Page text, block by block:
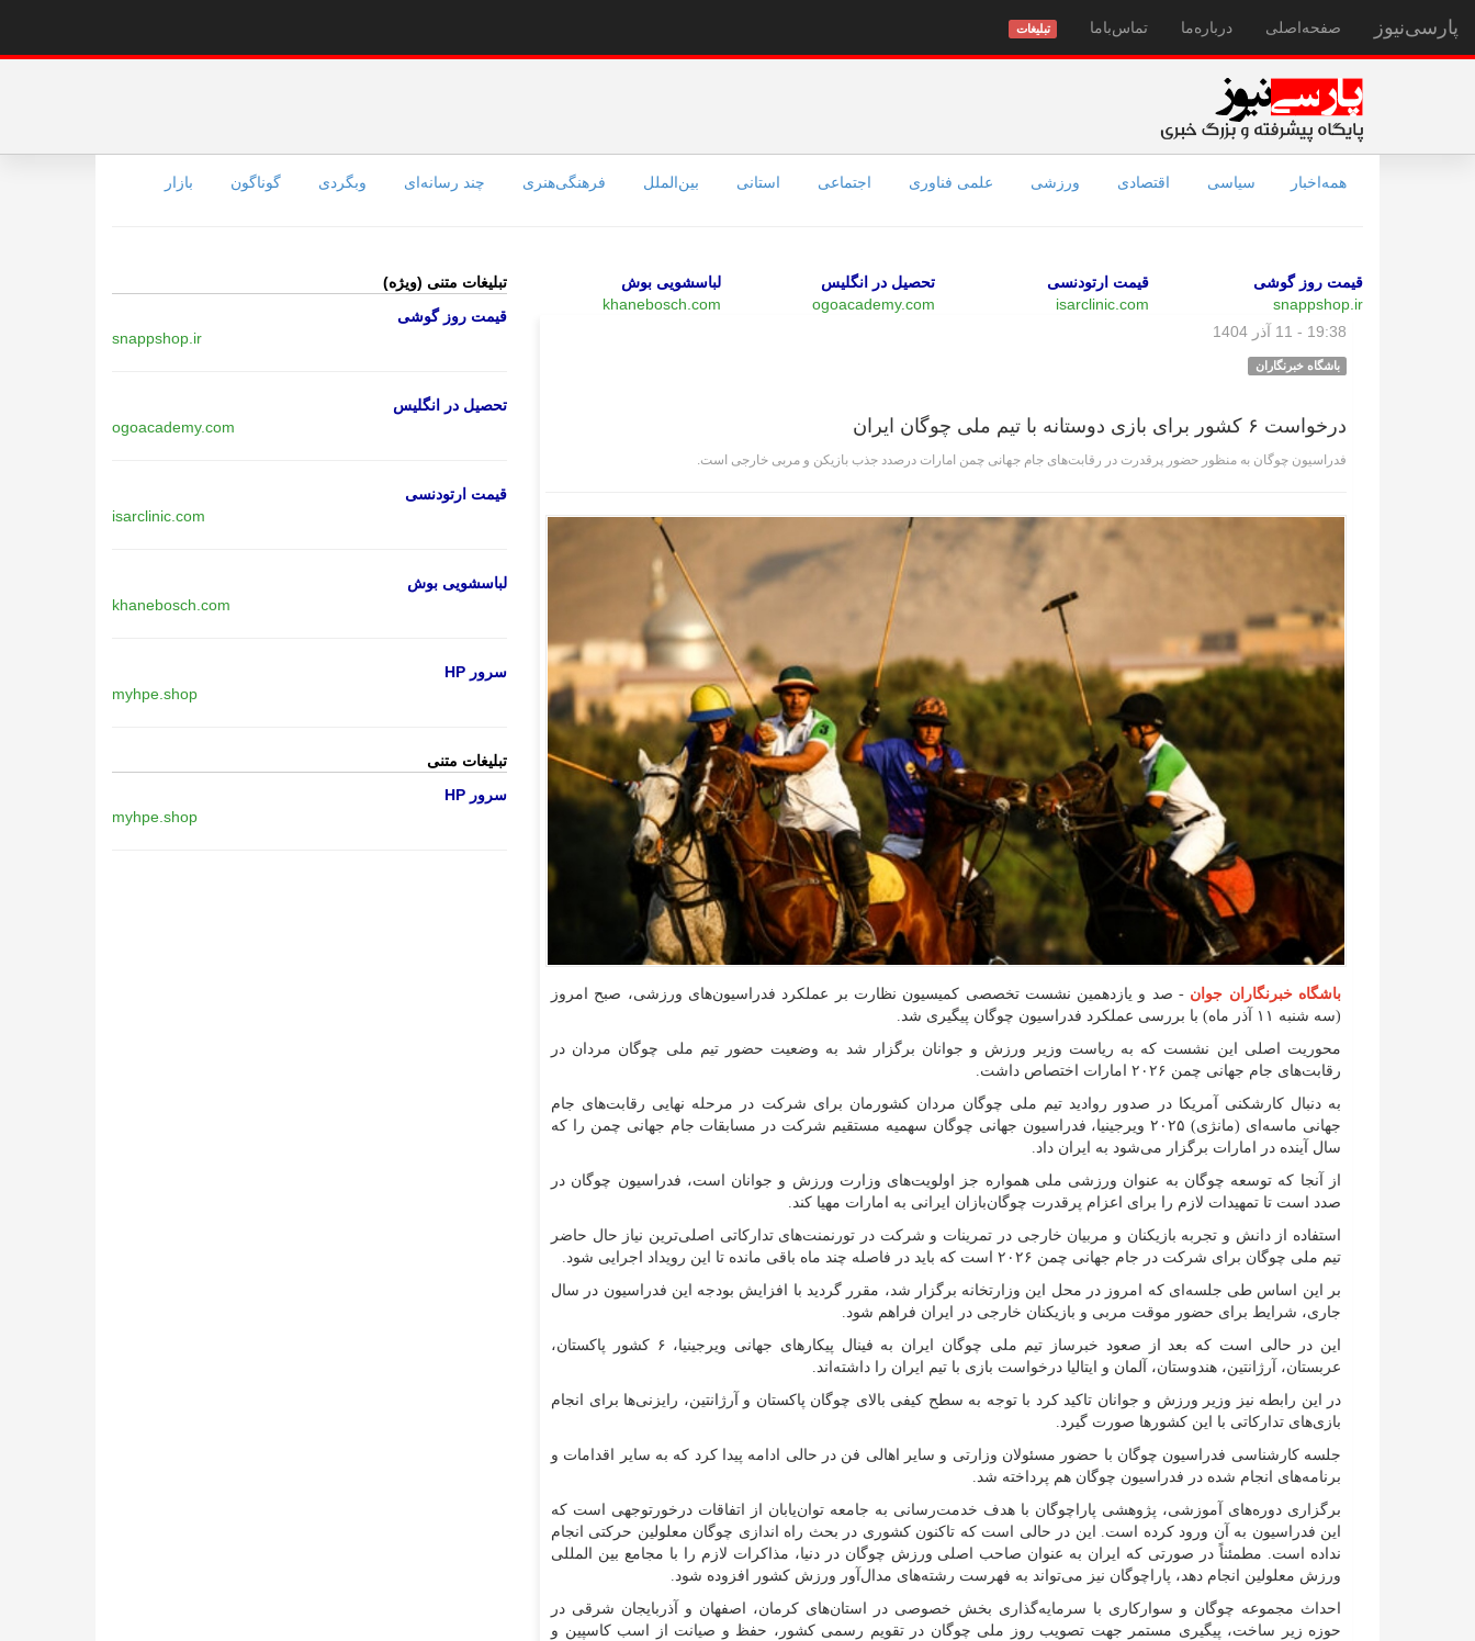
پارسی‌نیوز صفحه‌اصلی درباره‌ما تماس‌با‌ما تبلیغات
همه‌اخبار سیاسی اقتصادی ورزشی علمی فناوری اجتماعی استانی بین‌الملل فرهنگی‌هنری چند رسانه‌ای وبگردی گوناگون بازار
قیمت روز گوشی
snappshop.ir
قیمت ارتودنسی
isarclinic.com
تحصیل در انگلیس
ogoacademy.com
لباسشویی بوش
khanebosch.com
19:38 - 11 آذر 1404
باشگاه خبرنگاران
درخواست ۶ کشور برای بازی دوستانه با تیم ملی چوگان ایران
فدراسیون چوگان به منظور حضور پرقدرت در رقابت‌های جام جهانی چمن امارات درصدد جذب بازیکن و مربی خارجی است.
باشگاه خبرنگاران جوان - صد و یازدهمین نشست تخصصی کمیسیون نظارت بر عملکرد فدراسیون‌های ورزشی، صبح امروز
(سه شنبه ۱۱ آذر ماه) با بررسی عملکرد فدراسیون چوگان پیگیری شد.
محوریت اصلی این نشست که به ریاست وزیر ورزش و جوانان برگزار شد به وضعیت حضور تیم ملی چوگان مردان در
رقابت‌های جام جهانی چمن ۲۰۲۶ امارات اختصاص داشت.
به دنبال کارشکنی آمریکا در صدور روادید تیم ملی چوگان مردان کشورمان برای شرکت در مرحله نهایی رقابت‌های جام
جهانی ماسه‌ای (مانژی) ۲۰۲۵ ویرجینیا، فدراسیون جهانی چوگان سهمیه مستقیم شرکت در مسابقات جام جهانی چمن را که
سال آینده در امارات برگزار می‌شود به ایران داد.
از آنجا که توسعه چوگان به عنوان ورزشی ملی همواره جز اولویت‌های وزارت ورزش و جوانان است، فدراسیون چوگان در
صدد است تا تمهیدات لازم را برای اعزام پرقدرت چوگان‌بازان ایرانی به امارات مهیا کند.
استفاده از دانش و تجربه بازیکنان و مربیان خارجی در تمرینات و شرکت در تورنمنت‌های تدارکاتی اصلی‌ترین نیاز حال حاضر
تیم ملی چوگان برای شرکت در جام جهانی چمن ۲۰۲۶ است که باید در فاصله چند ماه باقی مانده تا این رویداد اجرایی شود.
بر این اساس طی جلسه‌ای که امروز در محل این وزارتخانه برگزار شد، مقرر گردید با افزایش بودجه این فدراسیون در سال
جاری، شرایط برای حضور موقت مربی و بازیکنان خارجی در ایران فراهم شود.
این در حالی است که بعد از صعود خبرساز تیم ملی چوگان ایران به فینال پیکار‌های جهانی ویرجینیا، ۶ کشور پاکستان،
عربستان، آرژانتین، هندوستان، آلمان و ایتالیا درخواست بازی با تیم ایران را داشته‌اند.
در این رابطه نیز وزیر ورزش و جوانان تاکید کرد با توجه به سطح کیفی بالای چوگان پاکستان و آرژانتین، رایزنی‌ها برای انجام
بازی‌های تدارکاتی با این کشور‌ها صورت گیرد.
جلسه کارشناسی فدراسیون چوگان با حضور مسئولان وزارتی و سایر اهالی فن در حالی ادامه پیدا کرد که به سایر اقدامات و
برنامه‌های انجام شده در فدراسیون چوگان هم پرداخته شد.
برگزاری دوره‌های آموزشی، پژوهشی پاراچوگان با هدف خدمت‌رسانی به جامعه توان‌یابان از اتفاقات درخورتوجهی است که
این فدراسیون به آن ورود کرده است. این در حالی است که تاکنون کشوری در بحث راه اندازی چوگان معلولین حرکتی انجام
نداده است. مطمئناً در صورتی که ایران به عنوان صاحب اصلی ورزش چوگان در دنیا، مذاکرات لازم را با مجامع بین المللی
ورزش معلولین انجام دهد، پاراچوگان نیز می‌تواند به فهرست رشته‌های مدال‌آور ورزش کشور افزوده شود.
احداث مجموعه چوگان و سوارکاری با سرمایه‌گذاری بخش خصوصی در استان‌های کرمان، اصفهان و آذربایجان شرقی در
حوزه زیر ساخت، پیگیری مستمر جهت تصویب روز ملی چوگان در تقویم رسمی کشور، حفظ و صیانت از اسب کاسپین و
تبلیغات متنی (ویژه)
قیمت روز گوشی
snappshop.ir
تحصیل در انگلیس
ogoacademy.com
قیمت ارتودنسی
isarclinic.com
لباسشویی بوش
khanebosch.com
سرور HP
myhpe.shop
تبلیغات متنی
سرور HP
myhpe.shop